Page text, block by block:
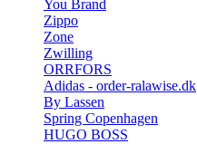
You Brand
Zippo
Zone
Zwilling
ORRFORS
Adidas - order-ralawise.dk
By Lassen
Spring Copenhagen
HUGO BOSS